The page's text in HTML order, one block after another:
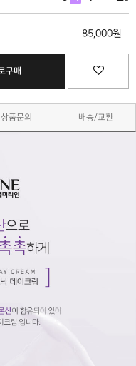
85,000원
상품문의 배송/교환